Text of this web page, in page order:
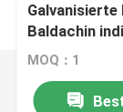
Baldachin
Fliesen
MOQ：1